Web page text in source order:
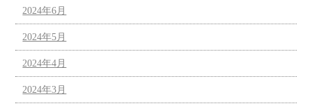
2024年6月
2024年5月
2024年4月
2024年3月